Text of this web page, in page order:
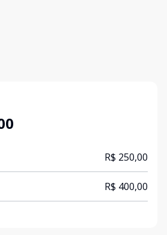
R$ 250,00
R$ 400,00